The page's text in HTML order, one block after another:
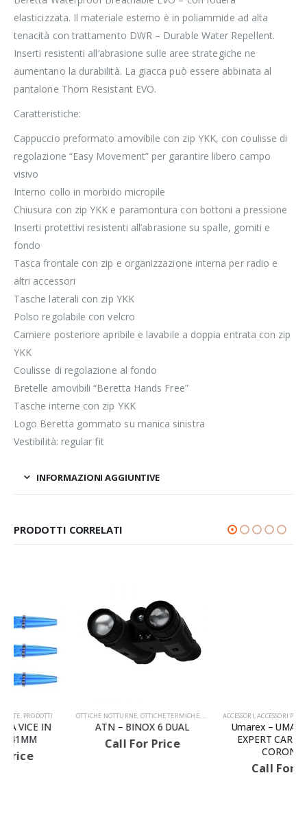
elasticizzata. Il materiale esterno è in poliammide ad alta
tenacità con trattamento DWR – Durable Water Repellent.
Inserti resistenti all’abrasione sulle aree strategiche ne
aumentano la durabilità. La giacca può essere abbinata al
pantalone Thorn Resistant EVO.
Caratteristiche:
Cappuccio preformato amovibile con zip YKK, con coulisse di
regolazione “Easy Movement” per garantire libero campo
visivo
Interno collo in morbido micropile
Chiusura con zip YKK e paramontura con bottoni a pressione
Inserti protettivi resistenti all’abrasione su spalle, gomiti e
fondo
Tasca frontale con zip e organizzazione interna per radio e
altri accessori
Tasche laterali con zip YKK
Polso regolabile con velcro
Carniere posteriore apribile e lavabile a doppia entrata con zip
YKK
Coulisse di regolazione al fondo
Bretelle amovibili “Beretta Hands Free”
Tasche interne con zip YKK
Logo Beretta gommato su manica sinistra
Vestibilità: regular fit
INFORMAZIONI AGGIUNTIVE
PRODOTTI CORRELATI
OTTICHE NOTTURNE ,OTTICHE TERMICHE, PRODOTTI
ATN – BINOX 6 DUAL
Call For Price
ACCESSORI, ACCESSORI PER ARIA COMPRESSA ,
Umarex – UMAREX UX SPA
EXPERT CARICATORE A
Call For Price
AVVISIAMO LA GENTILE CLIENTELA